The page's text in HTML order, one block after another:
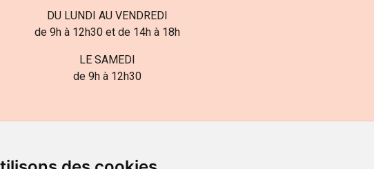
DU LUNDI AU VENDREDI
de 9h à 12h30 et de 14h à 18h
LE SAMEDI
de 9h à 12h30